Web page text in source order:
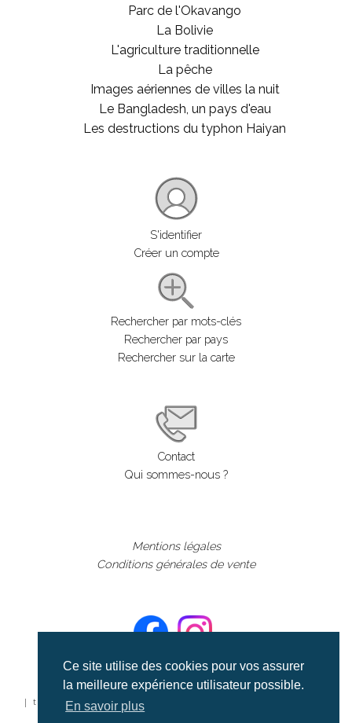
Ce site utilise des cookies pour vos assurer
la meilleure expérience utilisateur possible.
En savoir plus
Parc de l'Okavango
La Bolivie
L'agriculture traditionnelle
La pêche
Images aériennes de villes la nuit
Le Bangladesh, un pays d'eau
Les destructions du typhon Haiyan
S'identifier
Créer un compte
Rechercher par mots-clés
Rechercher par pays
Rechercher sur la carte
Contact
Qui sommes-nous ?
Mentions légales
Conditions générales de vente
©aerialcollection marque déposée 2024
| tous droits réservés | aerialcollection.fr banque d'images
aériennes et documentaires video et cinéma |